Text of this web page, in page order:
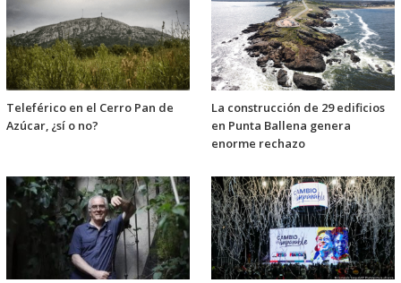
Teleférico en el Cerro Pan de
Azúcar, ¿sí o no?
La construcción de 29 edificios
en Punta Ballena genera
enorme rechazo